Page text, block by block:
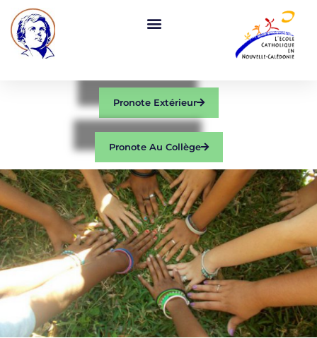
Pronote Extérieur
Pronote Au Collège